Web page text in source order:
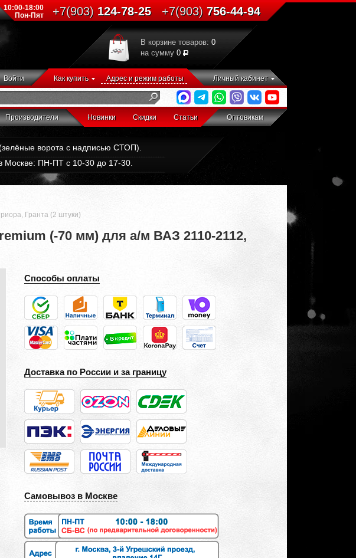
10:00-18:00
Пон-Пят
+7(903)124-78-25 +7(903)756-44-94
В корзине товаров: 0
на сумму 0
Войти Как купить Адрес и режим работы Личный кабинет
Производители Новинки Скидки Статьи Оптовикам
ворота с надписью СТОП).
Москве: ПН-ПТ с 10-30 до 17-30.
Гранта (2 штуки)
(-70 мм) для а/м ВАЗ 2110-2112,
Способы оплаты
Доставка по России и за границу
Самовывоз в Москве